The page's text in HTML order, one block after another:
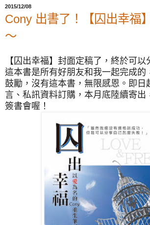
2015/12/08
Cony 出書了！【囚出幸福
～
【囚出幸福】封面定稿了，終於可以
這本書是所有好朋友和我一起完成的
鼓勵，沒有這本書，無限感恩。 即日
言、私訊資料訂購，本月底陸續寄出
簽書會喔！